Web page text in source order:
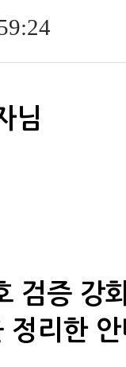
님
검증강
리한안